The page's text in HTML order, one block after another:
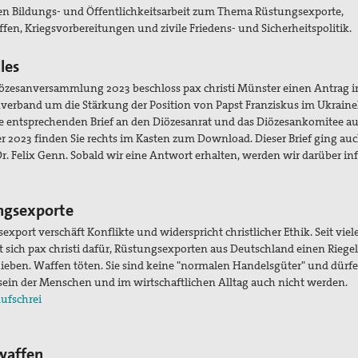
Bildungs- und Öffentlichkeitsarbeit zum Thema Rüstungsexporte,
Kriegsvorbereitungen und zivile Friedens- und Sicherheitspolitik.
2023 beschloss pax christi Münster einen Antrag
um die Stärkung der Position von Papst Franziskus im
entsprechenden Brief an den Diözesanrat und das Diözesankomitee
2023 finden Sie rechts im Kasten zum Download. Dieser Brief ging
Felix Genn. Sobald wir eine Antwort erhalten, werden wir darüber
verschäft Konflikte und widerspricht christlicher Ethik. Seit
sich pax christi dafür, Rüstungsexporten aus Deutschland einen Riegel
Waffen töten. Sie sind keine "normalen Handelsgüter" und
der Menschen und im wirtschaftlichen Alltag auch nicht werden.